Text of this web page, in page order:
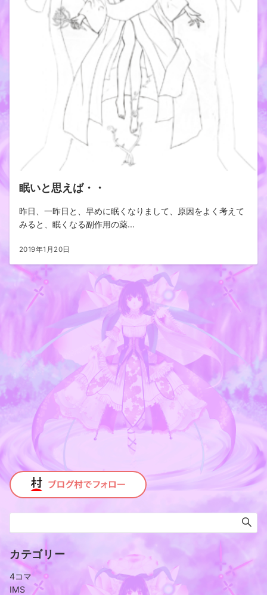
眠いと思えば・・
昨日、一昨日と、早めに眠くなりまして、原因をよく考えて
みると、眠くなる副作用の薬...
2019年1月20日
カテゴリー
4コマ
IMS